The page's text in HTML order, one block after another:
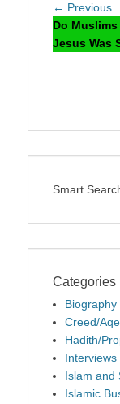
Post
← Previous
Do
Jesus Was
Smart
Categories
Creed/
Hadith/
Interviews
Islam and
Islamic